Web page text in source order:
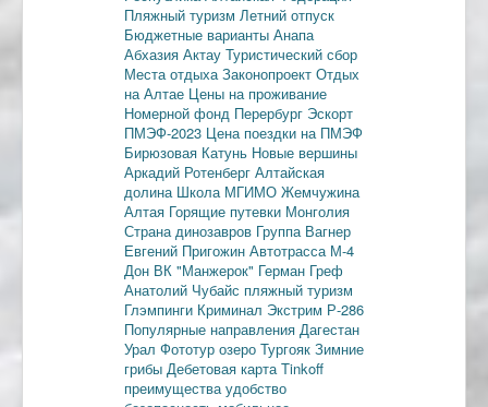
Пляжный туризм Летний отпуск
Бюджетные варианты Анапа
Абхазия Актау Туристический сбор
Места отдыхаЗаконопроект Отдых
на Алтае Цены на проживание
Номерной фонд Перербург Эскорт
ПМЭФ-2023 Цена поездки на ПМЭФ
Бирюзовая Катунь Новые вершины
Аркадий Ротенберг Алтайская
долина Школа МГИМО Жемчужина
Алтая Горящие путевки Монголия
Страна динозавров Группа Вагнер
Евгений Пригожин Автотрасса М-4
Дон ВК "Манжерок" Герман Греф
Анатолий Чубайс пляжный туризм
Глэмпинги Криминал Экстрим Р-286
Популярные направления Дагестан
Урал Фототур озеро Тургояк Зимние
грибы Дебетовая картаTinkoff
преимуществаудобство